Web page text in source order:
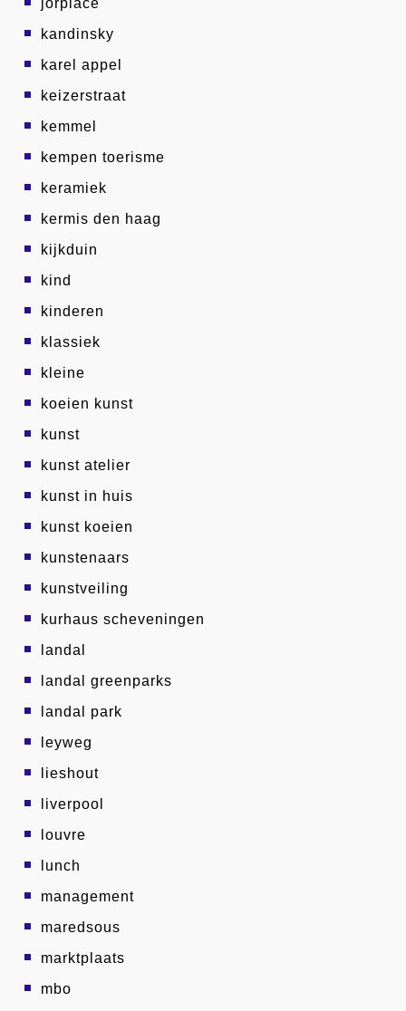
jorplace
kandinsky
karel appel
keizerstraat
kemmel
kempen toerisme
keramiek
kermis den haag
kijkduin
kind
kinderen
klassiek
kleine
koeien kunst
kunst
kunst atelier
kunst in huis
kunst koeien
kunstenaars
kunstveiling
kurhaus scheveningen
landal
landal greenparks
landal park
leyweg
lieshout
liverpool
louvre
lunch
management
maredsous
marktplaats
mbo